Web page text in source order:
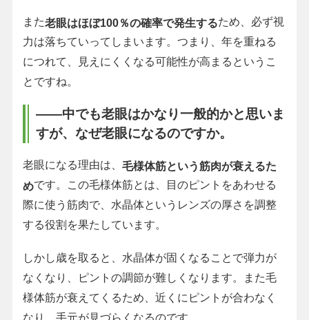
また老眼はほぼ100％の確率で発生するため、必ず視
力は落ちていってしまいます。つまり、年を重ねる
につれて、見えにくくなる可能性が高まるというこ
とですね。
――中でも老眼はかなり一般的かと思いま
すが、なぜ老眼になるのですか。
老眼になる理由は、 毛様体筋という筋肉が衰えるた
めです。この毛様体筋とは、目のピントをあわせる
際に使う筋肉で、水晶体というレンズの厚さを調整
する役割を果たしています。
しかし歳を取ると、水晶体が固くなることで弾力が
なくなり、ピントの調節が難しくなります。また毛
様体筋が衰えてくるため、近くにピントが合わなく